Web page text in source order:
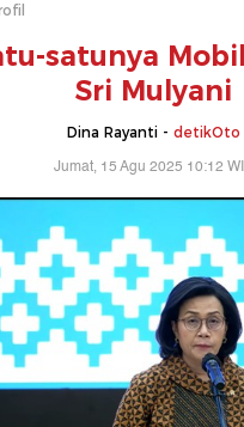
satunya
Sri Mulyani
Dina Rayanti - detikOto
Jumat, 15 Agu 2025 10:12